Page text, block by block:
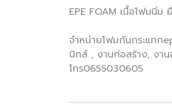
EPE FOAM เนื้อโฟมนิ่
จำหน่ายโฟมกันกระแทก
นิกส์ , งานก่อสร้าง, งา
โทร0655030605